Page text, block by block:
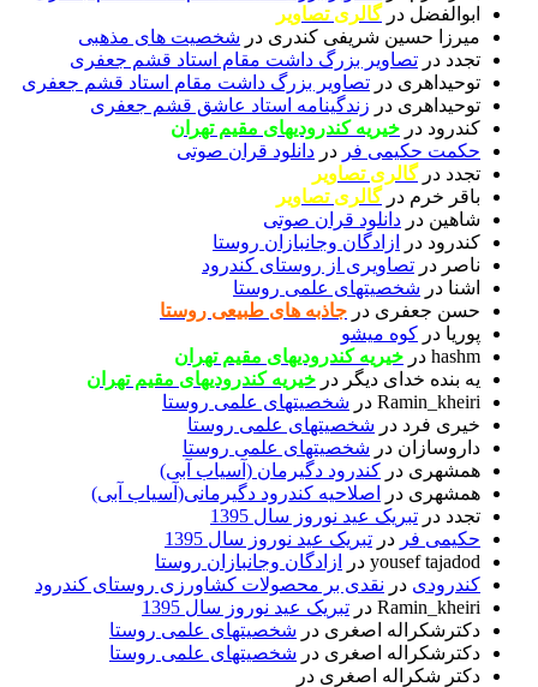
ابوالفضل درگالری تصاویر
میرزا حسین شریفی کندری در شخصیت های مذهبی
تجدد در تصاویر بزرگ داشت مقام استاد قشم جعفری
توحیداهری در تصاویر بزرگ داشت مقام استاد قشم جعفری
توحیداهری در زندگینامه استاد عاشق قشم جعفری
کندرود در خیریه کندرودیهای مقیم تهران
حکمت حکیمی فر در دانلود قران صوتی
تجدد درگالری تصاویر
باقر خرم درگالری تصاویر
شاهین در دانلود قران صوتی
کندرود در
ازادگان وجانبازان روستا
ناصر در تصاویری از روستای کندرود
اشنا در شخصیتهای علمی روستا
حسن جعفری در جاذبه های طبیعی روستا
پوریا در کوه میشو
hashm در خیریه کندرودیهای مقیم تهران
یه بنده خدای دیگر در خیریه کندرودیهای مقیم تهران
Ramin_kheiri در شخصیتهای علمی روستا
خیری فرد در شخصیتهای علمی روستا
داروسازان در شخصیتهای علمی روستا
همشهری در کندرود دگیرمان (آسیاب آبی)
همشهری در
اصلاحیه کندرود دگیرمانی(آسیاب آبی)
تجدد در تبریک عید نوروز سال 1395
حکیمی فر در تبریک عید نوروز سال 1395
yousef tajadod در
ازادگان وجانبازان روستا
کندرودی در نقدی بر محصولات کشاورزی روستای کندرود
Ramin_kheiri در تبریک عید نوروز سال 1395
دکترشکراله اصغری در شخصیتهای علمی روستا
دکترشکراله اصغری در شخصیتهای علمی روستا
دکتر شکراله اصغری در